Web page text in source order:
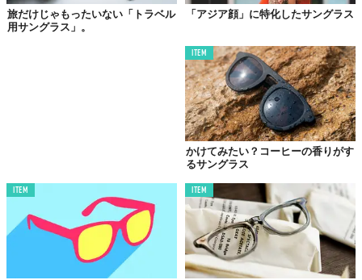
Top image: ©でごいち
TABI LABO
この世界は、もっと広いはずだ。
旅だけじゃもったいない「トラベル
用サングラス」。
「アジア顔」に特化したサングラス
ITEM
かけてみたい？コーヒーの香りがす
るサングラス
ITEM ITEM